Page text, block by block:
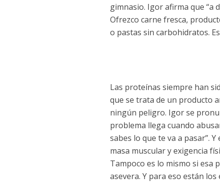
t
i
m
o
gimnasio. Igor afirma que “a
Ofrezco carne fresca,
o pastas sin carbohidratos.
Las proteínas siempre han
que se trata de un producto
ningún peligro. Igor se
problema llega cuando
sabes lo que te va a pasar”.
masa muscular y exigencia
Tampoco es lo mismo si esa
asevera. Y para eso están